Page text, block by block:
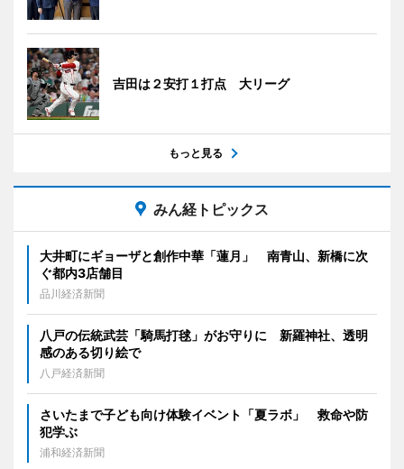
吉田は２安打１打点 大リーグ
もっと見る
みん経トピックス
大井町にギョーザと創作中華「蓮月」 南青山、新橋に次
ぐ都内3店舗目
品川経済新聞
八戸の伝統武芸「騎馬打毬」がお守りに 新羅神社、透明
感のある切り絵で
八戸経済新聞
さいたまで子ども向け体験イベント「夏ラボ」 救命や防
犯学ぶ
浦和経済新聞